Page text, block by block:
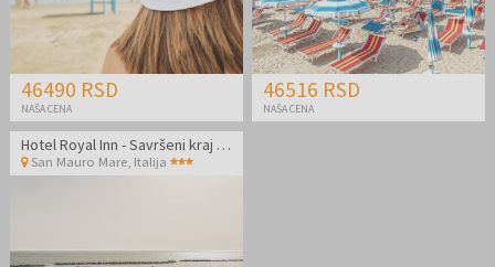
46490 RSD
NAŠA CENA
46516 RSD
NAŠA CENA
Hotel Royal Inn - Savršeni kraj leta odmah pored plaže u Italiji
San Mauro Mare, Italija